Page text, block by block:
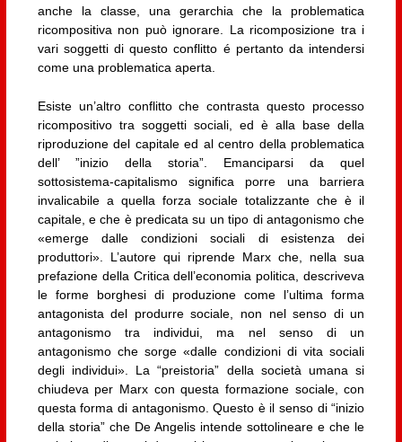
anche la classe, una gerarchia che la problematica
ricompositiva non può ignorare. La ricomposizione tra i
vari soggetti di questo conflitto é pertanto da intendersi
come una problematica aperta.
Esiste un’altro conflitto che contrasta questo processo
ricompositivo tra soggetti sociali, ed è alla base della
riproduzione del capitale ed al centro della problematica
dell’ ”inizio della storia”. Emanciparsi da quel
sottosistema-capitalismo significa porre una barriera
invalicabile a quella forza sociale totalizzante che è il
capitale, e che è predicata su un tipo di antagonismo che
«emerge dalle condizioni sociali di esistenza dei
produttori». L’autore qui riprende Marx che, nella sua
prefazione della Critica dell’economia politica, descriveva
le forme borghesi di produzione come l’ultima forma
antagonista del produrre sociale, non nel senso di un
antagonismo tra individui, ma nel senso di un
antagonismo che sorge «dalle condizioni di vita sociali
degli individui». La “preistoria” della società umana si
chiudeva per Marx con questa formazione sociale, con
questa forma di antagonismo. Questo è il senso di “inizio
della storia” che De Angelis intende sottolineare e che le